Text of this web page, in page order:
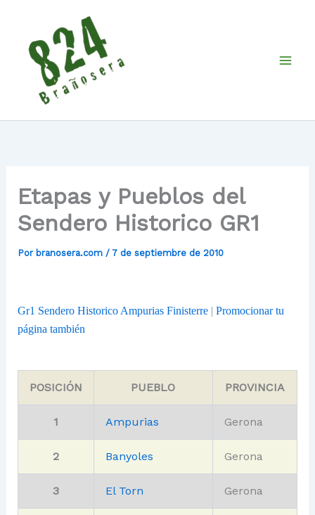
contenido
Etapas y Pueblos del
Sendero Historico GR1
Por branosera.com / 7 de septiembre de 2010
Gr1 Sendero Historico Ampurias Finisterre| Promocionar tu
página también
POSICIÓN PUEBLO PROVINCIA
1 Ampurias Gerona
2 Banyoles Gerona
3 El Torn Gerona